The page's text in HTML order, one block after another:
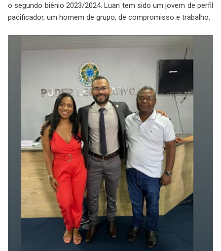
o segundo biênio 2023/2024. Luan tem sido um jovem de perfil
pacificador, um homem de grupo, de compromisso e trabalho.